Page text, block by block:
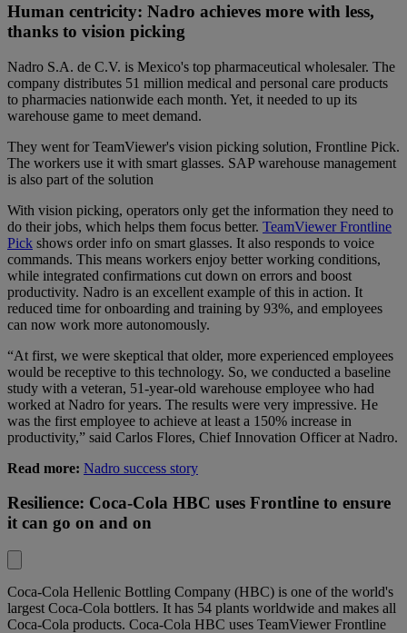
Human centricity: Nadro achieves more with less,
thanks to vision picking
Nadro S.A. de C.V. is Mexico's top pharmaceutical wholesaler. The
company distributes 51 million medical and personal care products
to pharmacies nationwide each month. Yet, it needed to up its
warehouse game to meet demand.
They went for TeamViewer's vision picking solution, Frontline Pick.
The workers use it with smart glasses. SAP warehouse management
is also part of the solution
With vision picking, operators only get the information they need to
do their jobs, which helps them focus better. TeamViewer Frontline
Pick shows order info on smart glasses. It also responds to voice
commands. This means workers enjoy better working conditions,
while integrated confirmations cut down on errors and boost
productivity. Nadro is an excellent example of this in action. It
reduced time for onboarding and training by 93%, and employees
can now work more autonomously.
“At first, we were skeptical that older, more experienced employees
would be receptive to this technology. So, we conducted a baseline
study with a veteran, 51-year-old warehouse employee who had
worked at Nadro for years. The results were very impressive. He
was the first employee to achieve at least a 150% increase in
productivity,” said Carlos Flores, Chief Innovation Officer at Nadro.
Read more: Nadro success story
Resilience: Coca-Cola HBC uses Frontline to ensure
it can go on and on
Coca-Cola Hellenic Bottling Company (HBC) is one of the world's
largest Coca-Cola bottlers. It has 54 plants worldwide and makes all
Coca-Cola products. Coca-Cola HBC uses TeamViewer Frontline